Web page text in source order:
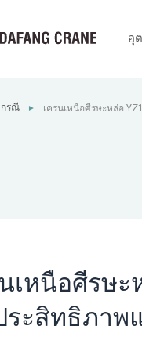
อุ
กรณี ►
เครนเหนือศีรษะหล่อ
เหนือศีรษ
ะสิทธิภาพ